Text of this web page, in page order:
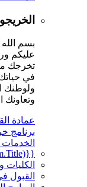
بسم
عليكم
تخرجك
في
ولوطنك
وتعاونك
عمادة
برنامج
الخدمات
{{mmc.getCurrentTranslation(item.Title)}}
الكليات
القبول